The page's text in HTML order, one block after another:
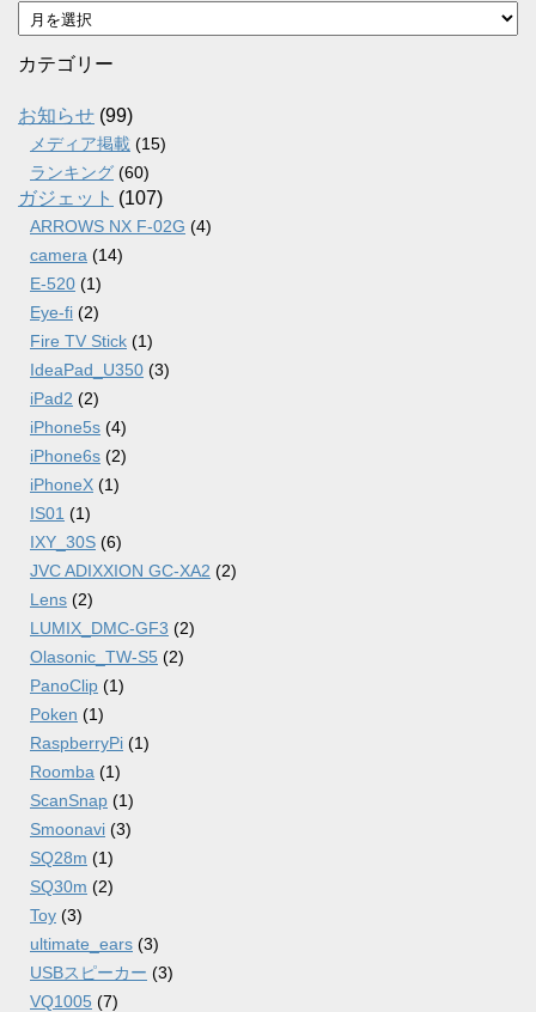
ア
ー
カ
ブ
カテゴリー
お知らせ (99)
メディア掲載 (15)
ランキング (60)
ガジェット (107)
ARROWS NX F-02G (4)
camera (14)
E-520 (1)
Eye-fi (2)
Fire TV Stick (1)
IdeaPad_U350 (3)
iPad2 (2)
iPhone5s (4)
iPhone6s (2)
iPhoneX (1)
IS01 (1)
IXY_30S (6)
JVC ADIXXION GC-XA2 (2)
Lens (2)
LUMIX_DMC-GF3 (2)
Olasonic_TW-S5 (2)
PanoClip (1)
Poken (1)
RaspberryPi (1)
Roomba (1)
ScanSnap (1)
Smoonavi (3)
SQ28m (1)
SQ30m (2)
Toy (3)
ultimate_ears (3)
USBスピーカー (3)
VQ1005 (7)